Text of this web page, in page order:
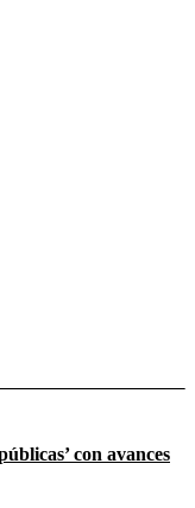
con avances